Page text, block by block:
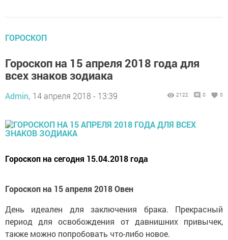
ГОРОСКОП
Гороскоп на 15 апреля 2018 года для
всех знаков зодиака
Admin, 14 апреля 2018 - 13:39 2122 0 0
Гороскоп на сегодня 15.04.2018 года
Гороскоп на 15 апреля 2018 Овен
День идеален для заключения брака. Прекрасный
период для освобождения от давнишних привычек,
также можно попробовать что-либо новое.